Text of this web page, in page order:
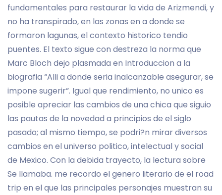
fundamentales para restaurar la vida de Arizmendi, y
no ha transpirado, en las zonas en a donde se
formaron lagunas, el contexto historico tendio
puentes. El texto sigue con destreza la norma que
Marc Bloch dejo plasmada en Introduccion a la
biografia “Alli a donde seri­a inalcanzable asegurar, se
impone sugerir”. Igual que rendimiento, no unico es
posible apreciar las cambios de una chica que siguio
las pautas de la novedad a principios de el siglo
pasado; al mismo tiempo, se podri?n mirar diversos
cambios en el universo politico, intelectual y social
de Mexico. Con la debida trayecto, la lectura sobre
Se llamaba. me recordo el genero literario de el road
trip en el que las principales personajes muestran su